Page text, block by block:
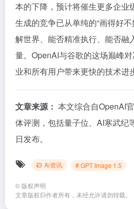
本的下降，预计将催生更多企业
生成的竞争已从单纯的“画得好不
解世界、能否精准执行、能否融
量。OpenAI与谷歌的这场巅峰
业和所有用户带来更快的技术进
文章来源： 本文综合自OpenAI
体评测，包括量子位、AI寒武纪
日发布。
Ai资讯 # GPT Image 1.5
© 版权声明
文章版权归作者所有，未经允许请勿转载。